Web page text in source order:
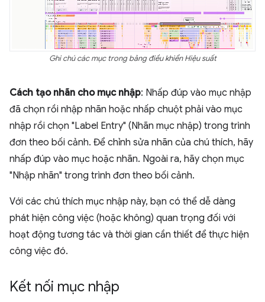
Ghi chú các mục trong bảng điều khiển Hiệu suất
Cách tạo nhãn cho mục nhập: Nhấp đúp vào mục nhập
đã chọn rồi nhập nhãn hoặc nhấp chuột phải vào mục
nhập rồi chọn "Label Entry" (Nhãn mục nhập) trong trình
đơn theo bối cảnh. Để chỉnh sửa nhãn của chú thích, hãy
nhấp đúp vào mục hoặc nhãn. Ngoài ra, hãy chọn mục
"Nhập nhãn" trong trình đơn theo bối cảnh.
Với các chú thích mục nhập này, bạn có thể dễ dàng
phát hiện công việc (hoặc không) quan trọng đối với
hoạt động tương tác và thời gian cần thiết để thực hiện
công việc đó.
Kết nối mục nhập